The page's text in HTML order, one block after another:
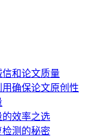
和论文质量
确保论文原创性
的效率之选
测的秘密